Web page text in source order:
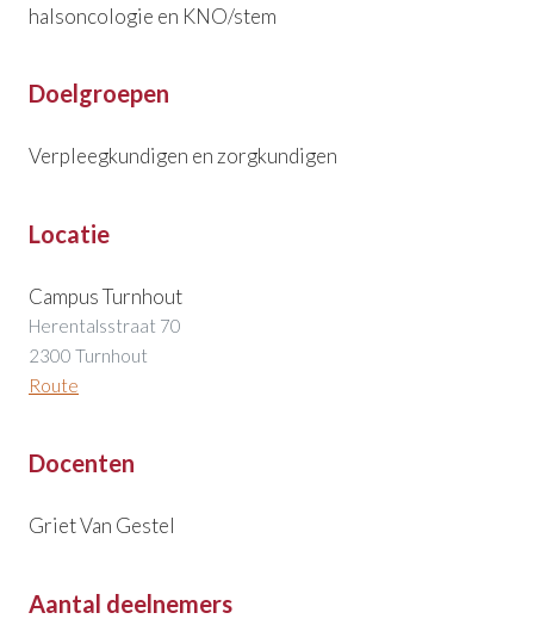
halsoncologie en KNO/stem
Doelgroepen
Verpleegkundigen en zorgkundigen
Locatie
Campus Turnhout
Herentalsstraat 70
2300 Turnhout
Route
Docenten
Griet Van Gestel
Aantal deelnemers